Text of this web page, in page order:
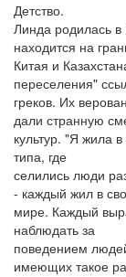
Детство.
Линда родилась в
находится на
Китая и
переселения"
греков. Их
дали странную
культур. "Я жила
типа, где
селились люди
- каждый жил в
мире. Каждый
наблюдать за
поведением
имеющих такое